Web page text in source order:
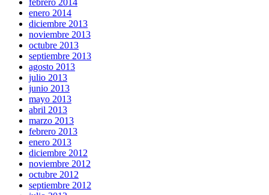
febrero 2014
enero 2014
diciembre 2013
noviembre 2013
octubre 2013
septiembre 2013
agosto 2013
julio 2013
junio 2013
mayo 2013
abril 2013
marzo 2013
febrero 2013
enero 2013
diciembre 2012
noviembre 2012
octubre 2012
septiembre 2012